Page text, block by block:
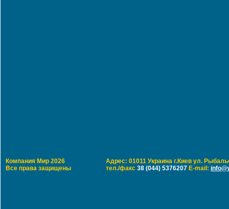
Компания Мир 2026
Все права защищены
Адрес: 01011 Украина г.Киев ул.
тел./факс 38 (044) 5376207 E-mail: